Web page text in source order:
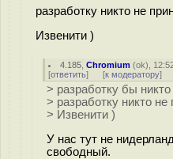
разработку никто не
Извенити )
4.185 ,Chromium (ok),
[ответить] [к модератору]
> разработку бы
> разработку никто
> Извенити )
У нас тут не
свободный.